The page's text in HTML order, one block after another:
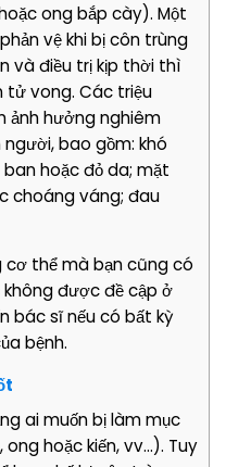
ong bắp cày). Một
vệ khi bị côn trùng
và điều trị kịp thời thì
tử vong. Các triệu
ảnh hưởng nghiêm
bao gồm: khó
hoặc đỏ da; mặt
choáng váng; đau
thể mà bạn cũng có
được đề cập ở
bác sĩ nếu có bất kỳ
bệnh.
ai muốn bị làm mục
hoặc kiến, vv…). Tuy